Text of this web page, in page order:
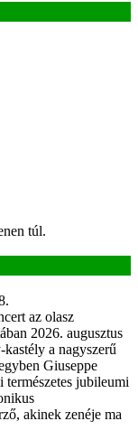
túl.
az olasz
2026. augusztus
a nagyszerű
Giuseppe
jubileumi
akinek zenéje ma